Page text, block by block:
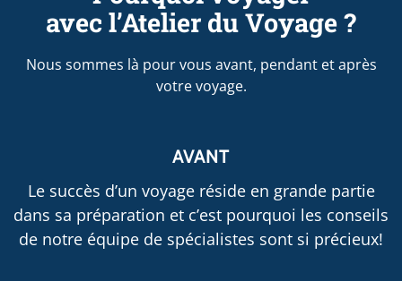
avec l’Atelier du Voyage ?
Nous sommes là pour vous avant, pendant et après
votre voyage.
AVANT
Le succès d’un voyage réside en grande partie
dans sa préparation et c’est pourquoi les conseils
de notre équipe de spécialistes sont si précieux!